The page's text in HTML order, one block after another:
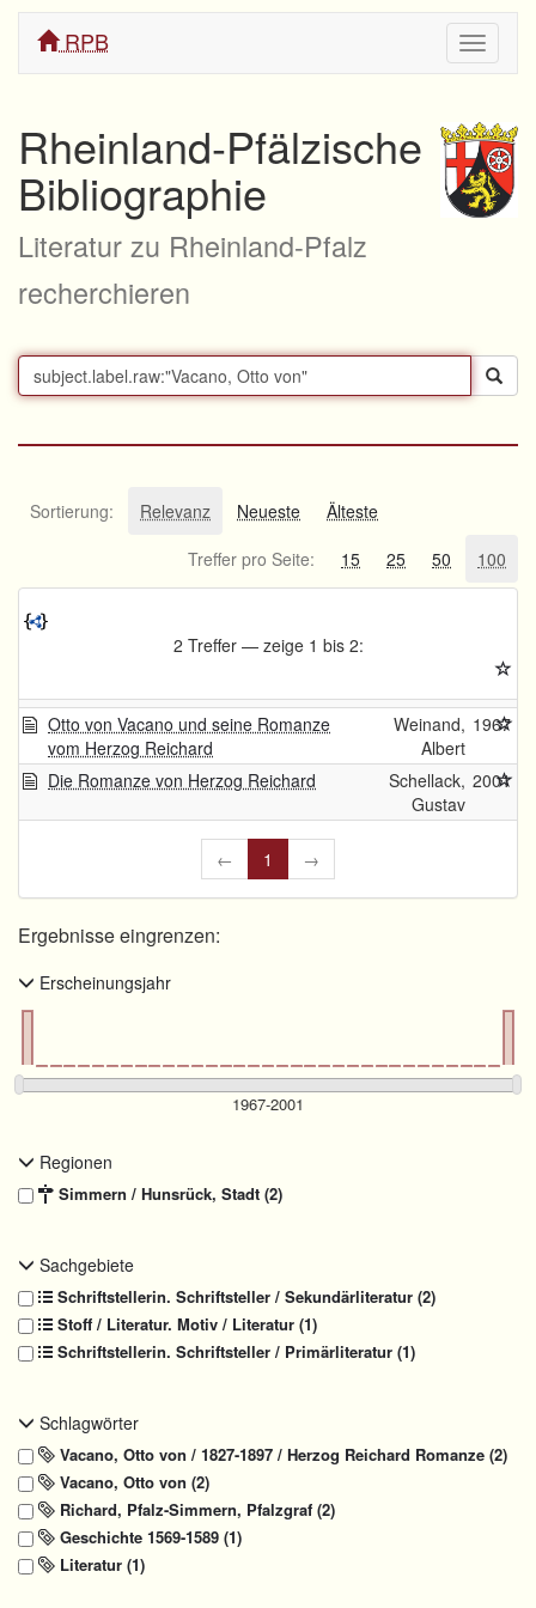
ein/
RPB
Rheinland-Pfälzische
Bibliographie
Literatur zu Rheinland-Pfalz
recherchieren
Sortierung: Relevanz Neueste
Älteste
Treffer pro Seite:
15 25 50 100
2 Treffer — zeige 1 bis 2:
Otto von Vacano und seine Romanze
vom Herzog Reichard
Weinand,
Albert
1967
Die Romanze von Herzog Reichard
Schellack,
Gustav
2001
← 1 →
Ergebnisse eingrenzen:
Erscheinungsjahr
Regionen
Simmern / Hunsrück, Stadt (2)
Sachgebiete
Schriftstellerin. Schriftsteller / Sekundärliteratur (2)
Stoff / Literatur. Motiv / Literatur (1)
Schriftstellerin. Schriftsteller / Primärliteratur (1)
Schlagwörter
Vacano, Otto von / 1827-1897 / Herzog Reichard Romanze (2)
Vacano, Otto von (2)
Richard, Pfalz-Simmern, Pfalzgraf (2)
Geschichte 1569-1589 (1)
Literatur (1)